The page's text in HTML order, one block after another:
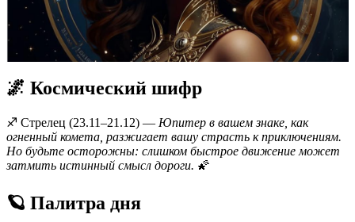
🌌 Космический шифр
♐️ Стрелец (23.11–21.12) — Юпитер в вашем знаке, как
огненный комета, разжигает вашу страсть к приключениям.
Но будьте осторожны: слишком быстрое движение может
затмить истинный смысл дороги. 🌠
🪐 Палитра дня